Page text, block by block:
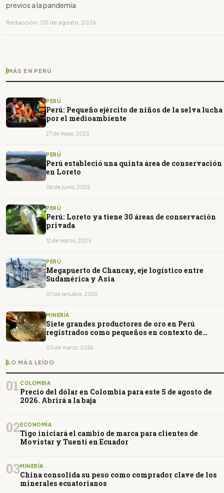
previos a la pandemia
Redacción · 05 de agosto, 2026
MÁS EN PERÚ
PERÚ
Perú: Pequeño ejército de niños de la selva lucha
por el medioambiente
27 de mayo, 2025
PERÚ
Perú estableció una quinta área de conservación
en Loreto
06 de junio, 2025
PERÚ
Perú: Loreto ya tiene 30 áreas de conservación
privada
12 de marzo, 2025
PERÚ
Megapuerto de Chancay, eje logístico entre
Sudamérica y Asia
07 de octubre, 2025
MINERÍA
Siete grandes productores de oro en Perú
registrados como pequeños en contexto de
03 de marzo, 2026
LO MÁS LEÍDO
01 COLOMBIA
Precio del dólar en Colombia para este 5 de agosto de
2026. Abrirá a la baja
02 ECONOMÍA
Tigo iniciará el cambio de marca para clientes de
Movistar y Tuenti en Ecuador
03MINERÍA
China consolida su peso como comprador clave de los
minerales ecuatorianos